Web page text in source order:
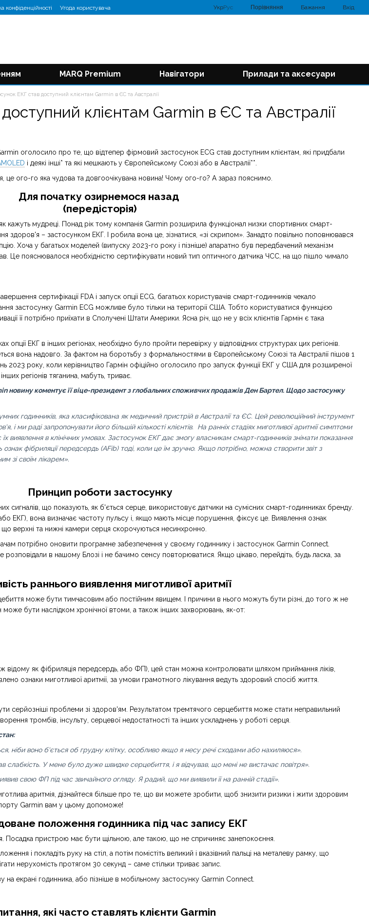
конфіденційності
Угода користувача
УкрРус Порівняння Бажання Вхід
MARQ Premium Навігатори Прилади та аксесуари
ЕКГ став доступний клієнтам Garmin в ЄС та Австралії
клієнтам Garmin в ЄС та Австралії
оголосило про те, що відтепер фірмовий застосунок ECG став доступним клієнтам, які придбали
і деякі інші* та які мешкають у Європейському Союзі або в Австралії**.
це ого-го яка чудова та довгоочікувана новина! Чому ого-го? А зараз пояснимо.
Для початку озирнемося назад
(передісторія)
кажуть мудреці. Понад рік тому компанія Garmin розширила функціонал низки спортивних смарт-
здоров'я – застосунком ЕКГ. І робила вона це, зізнатися, «зі скрипом». Занадто повільно поповнювався
Хоча у багатьох моделей (випуску 2023-го року і пізніше) апаратно був передбачений механізм
Це пояснювалося необхідністю сертифікувати новий тип оптичного датчика ЧСС, на що пішло чимало
сертифікації FDA і запуск опції ECG, багатьох користувачів смарт-годинників чекало
застосунку Garmin ECG можливе було тільки на території США. Тобто користуватися функцією
її потрібно приїхати в Сполучені Штати Америки. Ясна річ, що не у всіх клієнтів Гармін є така
опції ЕКГ в інших регіонах, необхідно було пройти перевірку у відповідних структурах цих регіонів.
вона надовго. За фактом на боротьбу з формальностями в Європейському Союзі та Австралії пішов 1
2023 року, коли керівництво Гармін офіційно оголосило про запуск функції ЕКГ у США для розширеної
регіонів тяганина, мабуть, триває.
новину коментує її віце-президент з глобальних споживчих продажів Ден Бартел. Щодо застосунку
годинників, яка класифікована як медичний пристрій в Австралії та ЄС. Цей революційний інструмент
ми раді запропонувати його більшій кількості клієнтів. На ранніх стадіях миготливої аритмії симптоми
виявлення в клінічних умовах. Застосунок ЕКГ дає змогу власникам смарт-годинників знімати показання
фібриляції передсердь (AFib) тоді, коли це їм зручно. Якщо потрібно, можна створити звіт з
зі своїм лікарем».
Принцип роботи застосунку
сигналів, що показують, як б'ється серце, використовує датчики на сумісних смарт-годинниках бренду.
ЕКГ), вона визначає частоту пульсу і, якщо мають місце порушення, фіксує це. Виявлення ознак
верхні та нижні камери серця скорочуються несинхронно.
потрібно оновити програмне забезпечення у своєму годиннику і застосунок Garmin Connect.
в нашому Блозі і не бачимо сенсу повторюватися. Якщо цікаво, перейдіть, будь ласка, за
раннього виявлення миготливої аритмії
може бути тимчасовим або постійним явищем. І причини в нього можуть бути різні, до того ж не
може бути наслідком хронічної втоми, а також інших захворювань, як-от:
відому як фібриляція передсердь, або ФП), цей стан можна контролювати шляхом приймання ліків,
ознаки миготливої аритмії, за умови грамотного лікування ведуть здоровий спосіб життя.
серйозніші проблеми зі здоров'ям. Результатом тремтячого серцебиття може стати неправильний
тромбів, інсульту, серцевої недостатності та інших ускладнень у роботі серця.
ніби воно б'ється об грудну клітку, особливо якщо я несу речі сходами або нахиляюся».
слабкість. У мене було дуже швидке серцебиття, і я відчував, що мені не вистачає повітря».
свою ФП під час звичайного огляду. Я радий, що ми виявили її на ранній стадії».
аритмія, дізнайтеся більше про те, що ви можете зробити, щоб знизити ризики і жити здоровим
Garmin вам у цьому допоможе!
положення годинника під час запису ЕКГ
Посадка пристрою має бути щільною, але такою, що не спричиняє занепокоєння.
і покладіть руку на стіл, а потім помістіть великий і вказівний пальці на металеву рамку, що
нерухомість протягом 30 секунд – саме стільки триває запис.
на екрані годинника, або пізніше в мобільному застосунку Garmin Connect.
які часто ставлять клієнти Garmin